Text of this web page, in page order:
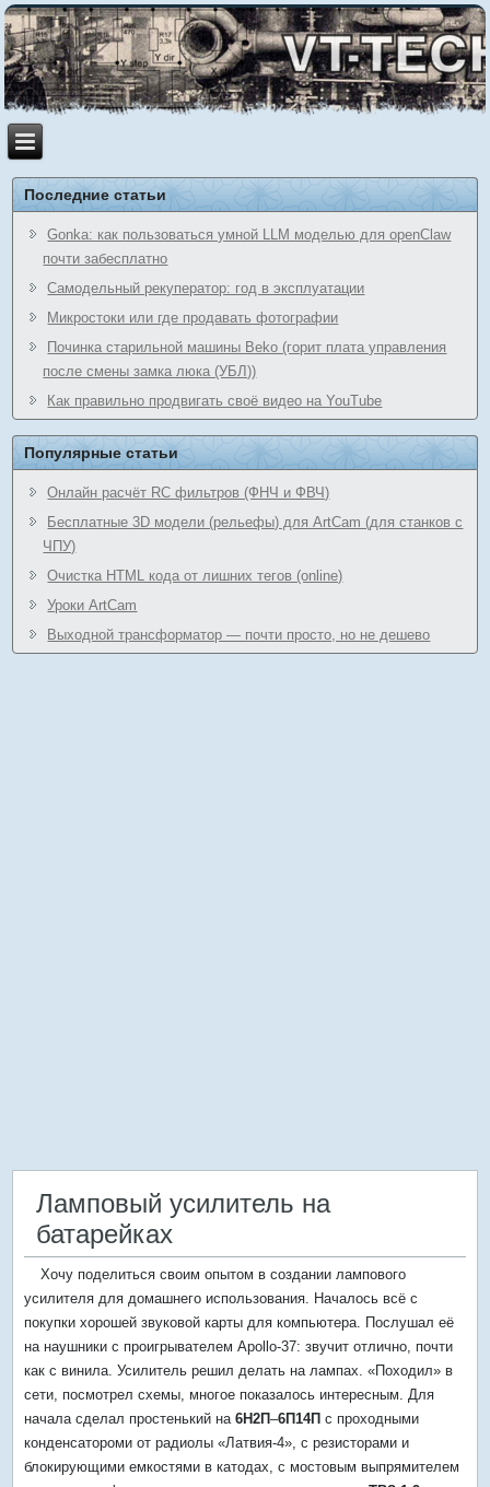
Последние статьи
Gonka: как пользоваться умной LLM моделью для openClaw
почти забесплатно
Самодельный рекуператор: год в эксплуатации
Микростоки или где продавать фотографии
Починка старильной машины Beko (горит плата управления
после смены замка люка (УБЛ))
Как правильно продвигать своё видео на YouTube
Популярные статьи
Онлайн расчёт RC фильтров (ФНЧ и ФВЧ)
Бесплатные 3D модели (рельефы) для ArtCam (для станков с
ЧПУ)
Очистка HTML кода от лишних тегов (online)
Уроки ArtCam
Выходной трансформатор — почти просто, но не дешево
Ламповый усилитель на
батарейках
Хочу поделиться своим опытом в создании лампового
усилителя для домашнего использования. Началось всё с
покупки хорошей звуковой карты для компьютера. Послушал её
на наушники с проигрывателем Apollo-37: звучит отлично, почти
как с винила. Усилитель решил делать на лампах. «Походил» в
сети, посмотрел схемы, многое показалось интересным. Для
начала сделал простенький на6Н2П–6П14П с проходными
конденсатороми от радиолы «Латвия-4», с резисторами и
блокирующими емкостями в катодах, с мостовым выпрямителем